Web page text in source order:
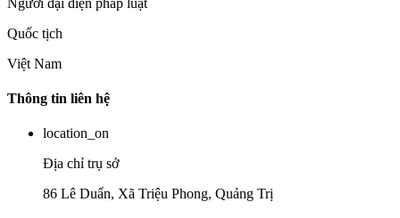
Quốc tịch
Việt Nam
Thông tin liên hệ
location_on
Địa chỉ trụ sở
86 Lê Duẩn, Xã Triệu Phong, Quảng Trị